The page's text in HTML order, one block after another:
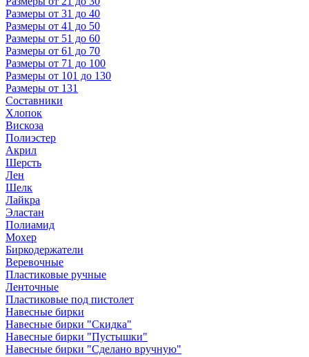
Размеры от 31 до 40
Размеры от 41 до 50
Размеры от 51 до 60
Размеры от 61 до 70
Размеры от 71 до 100
Размеры от 101 до 130
Размеры от 131
Составники
Хлопок
Вискоза
Полиэстер
Акрил
Шерсть
Лен
Шелк
Лайкра
Эластан
Полиамид
Мохер
Биркодержатели
Веревочные
Пластиковые ручные
Ленточные
Пластиковые под пистолет
Навесные бирки
Навесные бирки "Скидка"
Навесные бирки "Пустышки"
Навесные бирки "Сделано вручную"